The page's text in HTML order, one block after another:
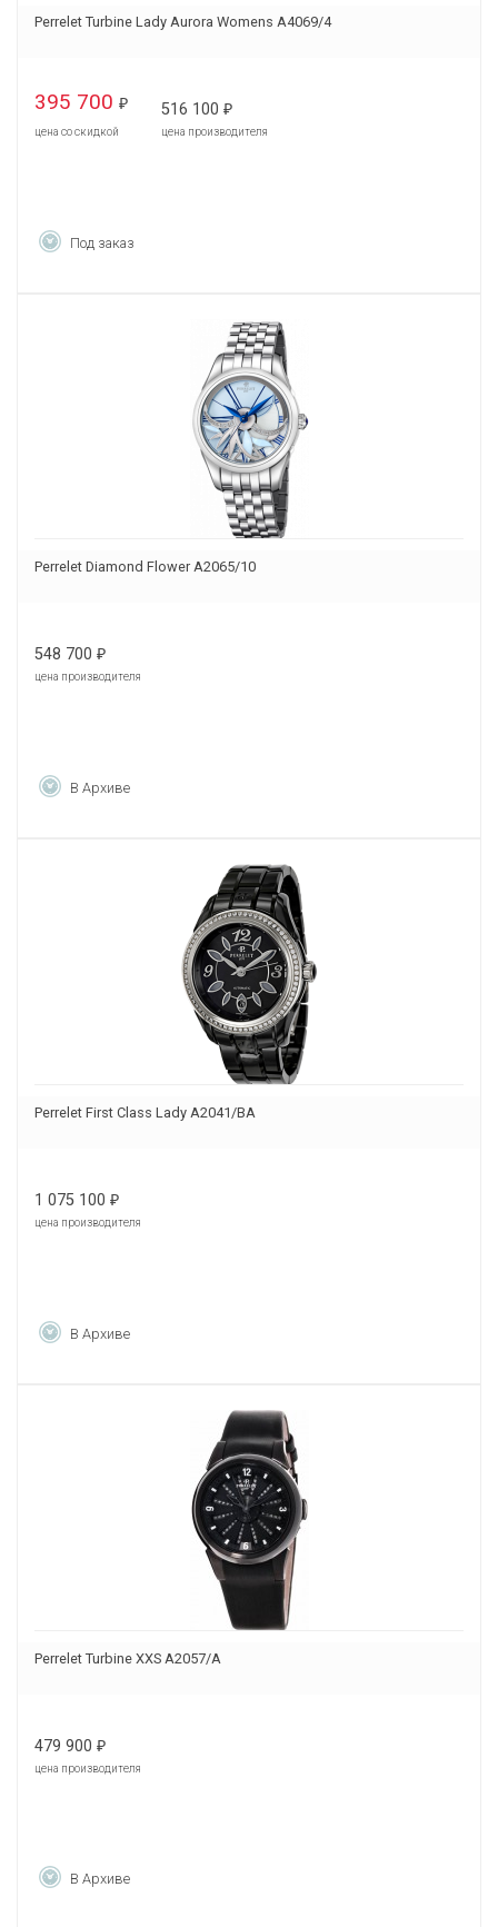
Perrelet Turbine Lady Aurora Womens A4069/4
395 700 ₽
цена со скидкой
516 100 ₽
цена производителя
Под заказ
Perrelet Diamond Flower A2065/10
548 700 ₽
цена производителя
В Архиве
Perrelet First Class Lady A2041/BA
1 075 100 ₽
цена производителя
В Архиве
Perrelet Turbine XXS A2057/A
479 900 ₽
цена производителя
В Архиве